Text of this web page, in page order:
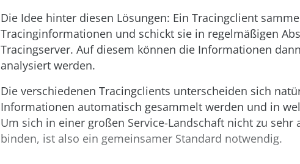
Die Idee hinter diesen Lösungen: Ein Tracingclient
Tracinginformationen und schickt sie in regelmäßigen
Tracingserver. Auf diesem können die Informationen
analysiert werden.
Die verschiedenen Tracingclients unterscheiden sich
Informationen automatisch gesammelt werden und in
Um sich in einer großen Service-Landschaft nicht zu sehr
binden, ist also ein gemeinsamer Standard notwendig.